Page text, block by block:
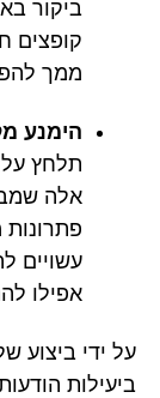
ביקור
קופצים
ממך
הימנע
תלחץ על
אלה
עשויים
אפילו
על ידי ביצוע
ביעילות